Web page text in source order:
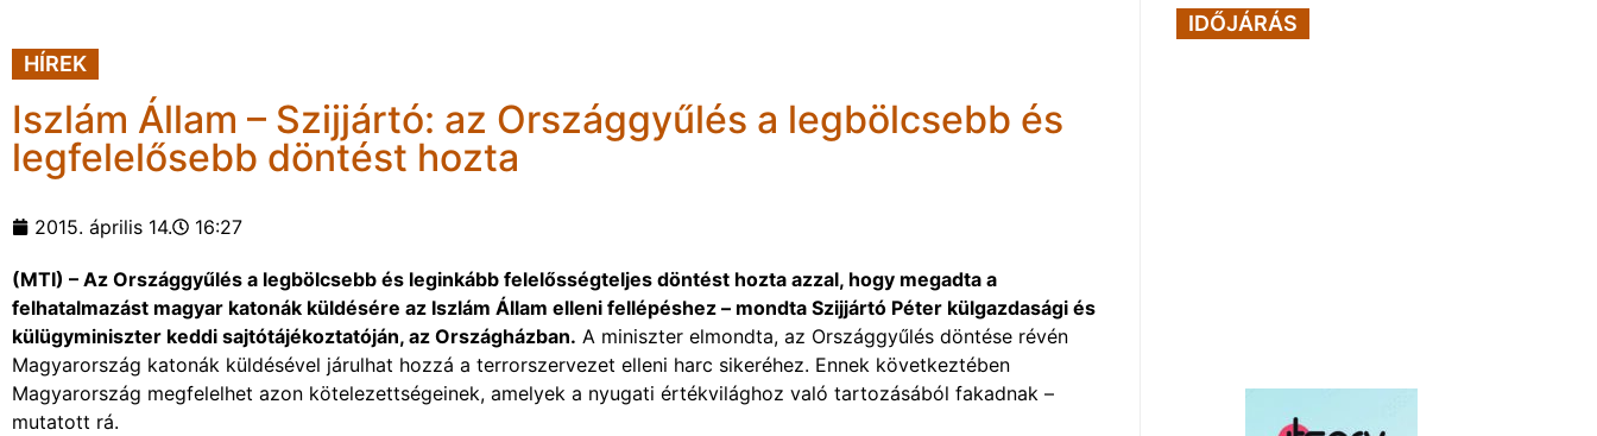
HÍREK
Iszlám Állam – Szijjártó: az Országgyűlés a legbölcsebb és
legfelelősebb döntést hozta
2015. április 14. 16:27
(MTI) – Az Országgyűlés a legbölcsebb és leginkább felelősségteljes döntést hozta azzal, hogy megadta a
felhatalmazást magyar katonák küldésére az Iszlám Állam elleni fellépéshez – mondta Szijjártó Péter külgazdasági és
külügyminiszter keddi sajtótájékoztatóján, az Országházban. A miniszter elmondta, az Országgyűlés döntése révén
Magyarország katonák küldésével járulhat hozzá a terrorszervezet elleni harc sikeréhez. Ennek következtében
Magyarország megfelelhet azon kötelezettségeinek, amelyek a nyugati értékvilághoz való tartozásából fakadnak –
mutatott rá.
IDŐJÁRÁS